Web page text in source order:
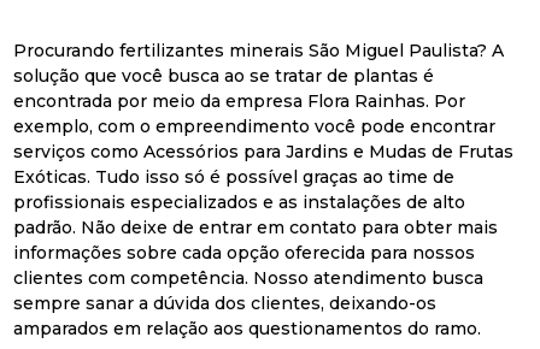
Procurando fertilizantes minerais São Miguel Paulista? A
solução que você busca ao se tratar de plantas é
encontrada por meio da empresa Flora Rainhas. Por
exemplo, com o empreendimento você pode encontrar
serviços como Acessórios para Jardins e Mudas de Frutas
Exóticas. Tudo isso só é possível graças ao time de
profissionais especializados e as instalações de alto
padrão. Não deixe de entrar em contato para obter mais
informações sobre cada opção oferecida para nossos
clientes com competência. Nosso atendimento busca
sempre sanar a dúvida dos clientes, deixando-os
amparados em relação aos questionamentos do ramo.